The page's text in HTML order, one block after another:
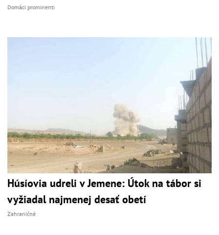
Domáci prominenti
Húsíovia udreli v Jemene: Útok na tábor si
vyžiadal najmenej desať obetí
Zahraničné